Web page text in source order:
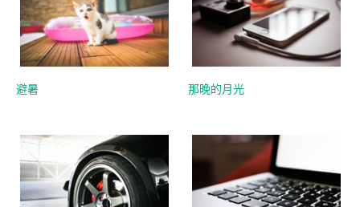
避暑 那晚的月光